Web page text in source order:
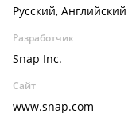
Русский, Английский
Разработчик
Snap Inc.
Сайт
www.snap.com